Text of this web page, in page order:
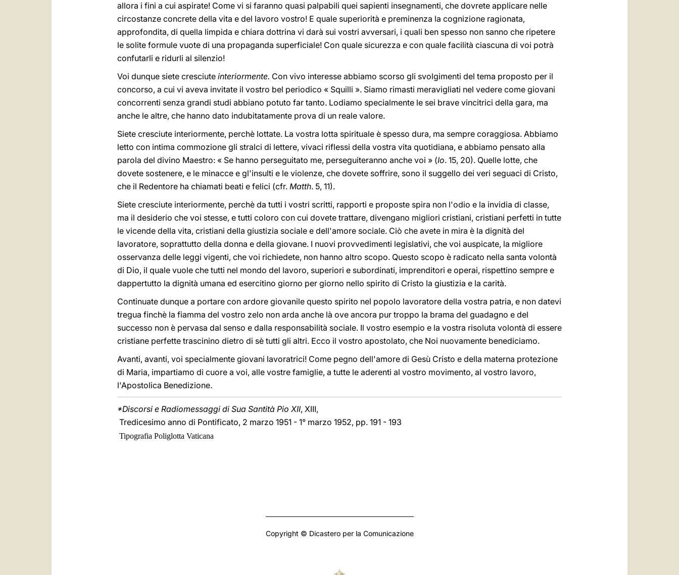
allora i fini a cui aspirate! Come vi si faranno quasi palpabili quei sapienti insegnamenti, che dovrete applicare nelle
circostanze concrete della vita e del lavoro vostro! E quale superiorità e preminenza la cognizione ragionata,
approfondita, di quella limpida e chiara dottrina vi darà sui vostri avversari, i quali ben spesso non sanno che ripetere
le solite formule vuote di una propaganda superficiale! Con quale sicurezza e con quale facilità ciascuna di voi potrà
confutarli e ridurli al silenzio!
Voi dunque siete cresciute interiormente. Con vivo interesse abbiamo scorso gli svolgimenti del tema proposto per il
concorso, a cui vi aveva invitate il vostro bel periodico « Squilli ». Siamo rimasti meravigliati nel vedere come giovani
concorrenti senza grandi studi abbiano potuto far tanto. Lodiamo specialmente le sei brave vincitrici della gara, ma
anche le altre, che hanno dato indubitatamente prova di un reale valore.
Siete cresciute interiormente, perchè lottate. La vostra lotta spirituale è spesso dura, ma sempre coraggiosa. Abbiamo
letto con intima commozione gli stralci di lettere, vivaci riflessi della vostra vita quotidiana, e abbiamo pensato alla
parola del divino Maestro: « Se hanno perseguitato me, perseguiteranno anche voi » (Io. 15, 20). Quelle lotte, che
dovete sostenere, e le minacce e gl'insulti e le violenze, che dovete soffrire, sono il suggello dei veri seguaci di Cristo,
che il Redentore ha chiamati beati e felici (cfr. Matth. 5, 11).
Siete cresciute interiormente, perchè da tutti i vostri scritti, rapporti e proposte spira non l'odio e la invidia di classe,
ma il desiderio che voi stesse, e tutti coloro con cui dovete trattare, divengano migliori cristiani, cristiani perfetti in tutte
le vicende della vita, cristiani della giustizia sociale e dell'amore sociale. Ciò che avete in mira è la dignità del
lavoratore, soprattutto della donna e della giovane. I nuovi provvedimenti legislativi, che voi auspicate, la migliore
osservanza delle leggi vigenti, che voi richiedete, non hanno altro scopo. Questo scopo è radicato nella santa volontà
di Dio, il quale vuole che tutti nel mondo del lavoro, superiori e subordinati, imprenditori e operai, rispettino sempre e
dappertutto la dignità umana ed esercitino giorno per giorno nello spirito di Cristo la giustizia e la carità.
Continuate dunque a portare con ardore giovanile questo spirito nel popolo lavoratore della vostra patria, e non datevi
tregua finchè la fiamma del vostro zelo non arda anche là ove ancora pur troppo la brama del guadagno e del
successo non è pervasa dal senso e dalla responsabilità sociale. Il vostro esempio e la vostra risoluta volontà di essere
cristiane perfette trascinino dietro di sè tutti gli altri. Ecco il vostro apostolato, che Noi nuovamente benediciamo.
Avanti, avanti, voi specialmente giovani lavoratrici! Come pegno dell'amore di Gesù Cristo e della materna protezione
di Maria, impartiamo di cuore a voi, alle vostre famiglie, a tutte le aderenti al vostro movimento, al vostro lavoro,
l'Apostolica Benedizione.
*Discorsi e Radiomessaggi di Sua Santità Pio XII, XIII,
Tredicesimo anno di Pontificato, 2 marzo 1951 - 1° marzo 1952, pp. 191 - 193
Tipografia Poliglotta Vaticana
Copyright © Dicastero per la Comunicazione